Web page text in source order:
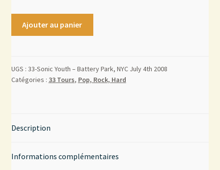
Ajouter au panier
UGS : 33-Sonic Youth – Battery Park, NYC July 4th 2008
Catégories : 33 Tours, Pop, Rock, Hard
Description
Informations complémentaires